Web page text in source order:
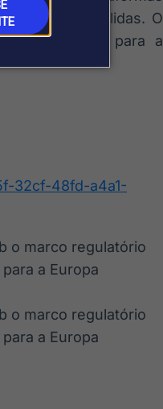
mais sólidas. O
consistente para a
32cf-48fd-a4a1-